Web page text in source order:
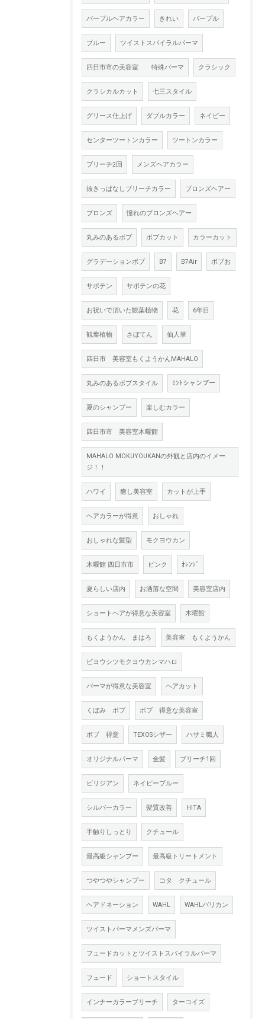
パープルヘアカラー きれい パープル
ブルー ツイストスパイラルパーマ
四日市市の美容室 特殊パーマ クラシック
クラシカルカット 七三スタイル
グリース仕上げ ダブルカラー ネイビー
センターツートンカラー ツートンカラー
ブリーチ2回 メンズヘアカラー
抜きっぱなしブリーチカラー ブロンズヘアー
ブロンズ 憧れのブロンズヘアー
丸みのあるボブ ボブカット カラーカット
グラデーションボブ B7 B7Air ボブお
サボテン サボテンの花
お祝いで頂いた観葉植物 花 6年目
観葉植物 さぼてん 仙人掌
四日市 美容室もくようかんMAHALO
丸みのあるボブスタイル ﾐﾝﾄシャンプー
夏のシャンプー 楽しむカラー
四日市市 美容室木曜館
MAHALO MOKUYOUKANの外観と店内のイメー
ジ！！
ハワイ 癒し美容室 カットが上手
ヘアカラーが得意 おしゃれ
おしゃれな髪型 モクヨウカン
木曜館 四日市市 ピンク ｵﾚﾝｼﾞ
夏らしい店内 お洒落な空間 美容室店内
ショートヘアが得意な美容室 木曜館
もくようかん まはろ 美容室 もくようかん
ビヨウシツモクヨウカンマハロ
パーマが得意な美容室 ヘアカット
くぼみ ボブ ボブ 得意な美容室
ボブ 得意 TEXOSシザー ハサミ職人
オリジナルパーマ 金髪 ブリーチ1回
ビリジアン ネイビーブルー
シルバーカラー 髪質改善 HITA
手触りしっとり クチュール
最高級シャンプー 最高級トリートメント
つやつやシャンプー コタ クチュール
ヘアドネーション WAHL WAHLバリカン
ツイストパーマメンズパーマ
フェードカットとツイストスパイラルパーマ
フェード ショートスタイル
インナーカラーブリーチ ターコイズ